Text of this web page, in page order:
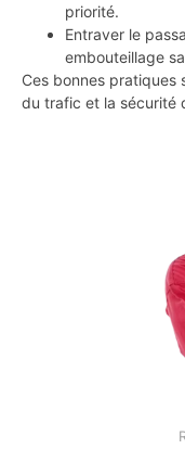
priorité.
Entraver le
embouteillage
Ces bonnes pratiques
du trafic et la sécurité